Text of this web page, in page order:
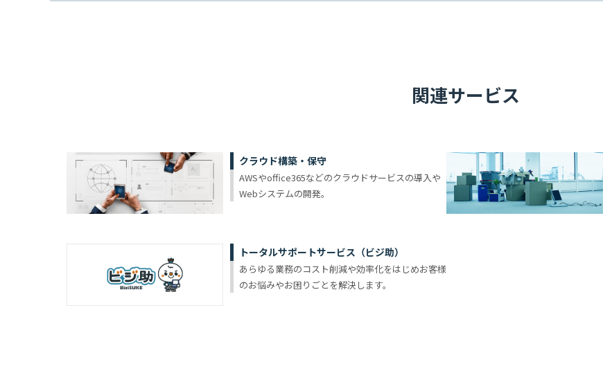
関連サービス
クラウド構築・保守
AWSやoffice365などのクラウドサービスの導入や
Webシステムの開発。
トータルサポートサービス （ビジ助）
あらゆる業務のコスト削減や効率化をはじめお客様
のお悩みやお困りごとを解決します。